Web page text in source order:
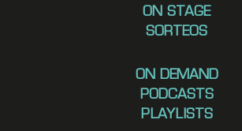
ON STAGE
SORTEOS
ON DEMAND
PODCASTS
PLAYLISTS